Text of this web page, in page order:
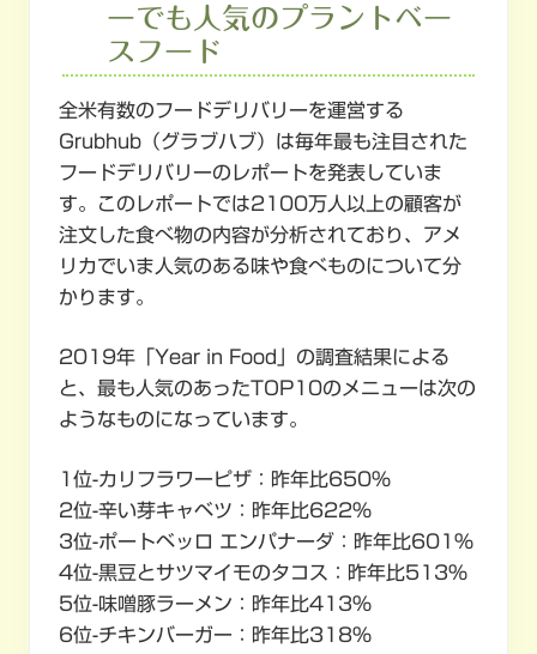
ーでも人気のプラントベー
スフード
全米有数のフードデリバリーを運営する
Grubhub（グラブハブ）は毎年最も注目された
フードデリバリーのレポートを発表していま
す。このレポートでは2100万人以上の顧客が
注文した食べ物の内容が分析されており、アメ
リカでいま人気のある味や食べものについて分
かります。
2019年「Year in Food」の調査結果による
と、最も人気のあったTOP10のメニューは次の
ようなものになっています。
1位-カリフラワーピザ：昨年比650％
2位-辛い芽キャベツ：昨年比622％
3位-ポートベッロ エンパナーダ：昨年比601％
4位-黒豆とサツマイモのタコス：昨年比513％
5位-味噌豚ラーメン：昨年比413％
6位-チキンバーガー：昨年比318％